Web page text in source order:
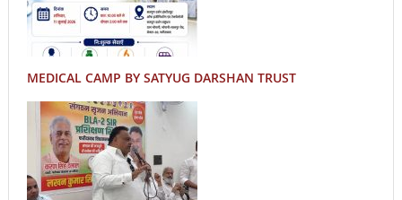
MEDICAL CAMP BY SATYUG DARSHAN TRUST